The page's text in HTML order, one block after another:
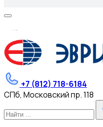
...
+7 (812) 718-6184
СПб, Московский пр. 118